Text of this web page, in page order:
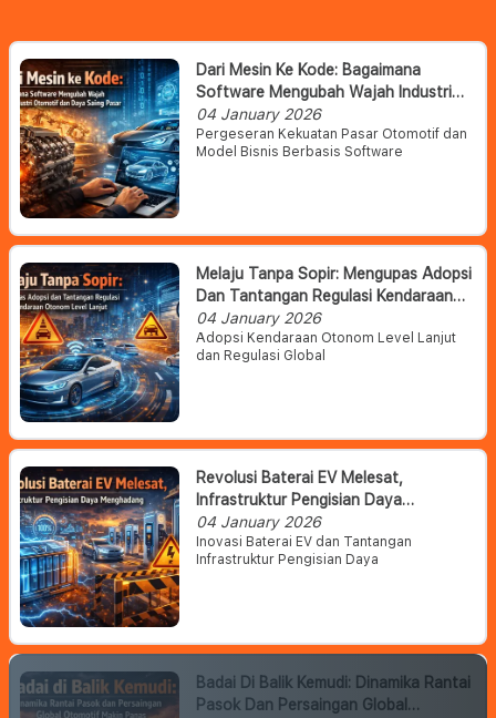
Dari Mesin Ke Kode: Bagaimana
Software Mengubah Wajah Industri
Otomotif Dan Daya Saing Pasar
04 January 2026
Pergeseran Kekuatan Pasar Otomotif dan
Model Bisnis Berbasis Software
Melaju Tanpa Sopir: Mengupas Adopsi
Dan Tantangan Regulasi Kendaraan
Otonom Level Lanjut
04 January 2026
Adopsi Kendaraan Otonom Level Lanjut
dan Regulasi Global
Revolusi Baterai EV Melesat,
Infrastruktur Pengisian Daya
Menghadang
04 January 2026
Inovasi Baterai EV dan Tantangan
Infrastruktur Pengisian Daya
Badai Di Balik Kemudi: Dinamika Rantai
Pasok Dan Persaingan Global